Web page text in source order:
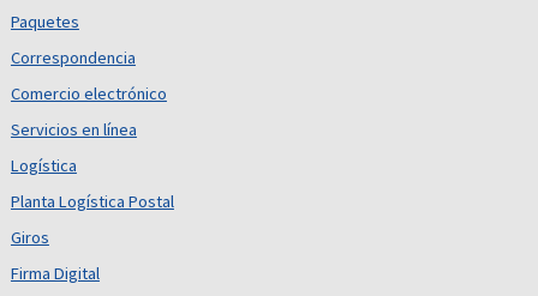
Paquetes
Correspondencia
Comercio electrónico
Servicios en línea
Logística
Planta Logística Postal
Giros
Firma Digital